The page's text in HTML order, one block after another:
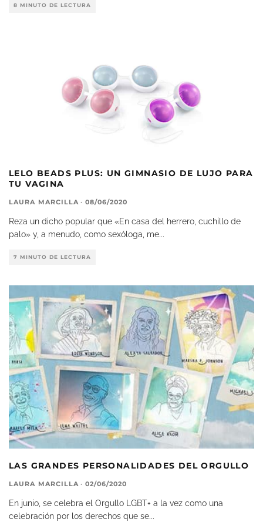
8 MINUTO DE LECTURA
LELO BEADS PLUS: UN GIMNASIO DE LUJO PARA
TU VAGINA
LAURA MARCILLA · 08/06/2020
Reza un dicho popular que «En casa del herrero, cuchillo de
palo» y, a menudo, como sexóloga, me...
7 MINUTO DE LECTURA
LAS GRANDES PERSONALIDADES DEL ORGULLO
LAURA MARCILLA · 02/06/2020
En junio, se celebra el Orgullo LGBT+ a la vez como una
celebración por los derechos que se...